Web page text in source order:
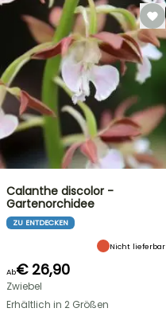
Calanthe discolor -
Gartenorchidee
ZU ENTDECKEN
Nicht lieferbar
Ab€ 26,90
Zwiebel
Erhältlich in 2 Größen